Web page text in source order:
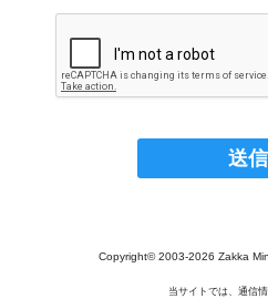
Copyright© 2003‐2026 Zakka
当サイトでは、通信